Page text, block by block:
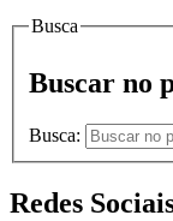
Busca
Buscar no
Busca:
Redes